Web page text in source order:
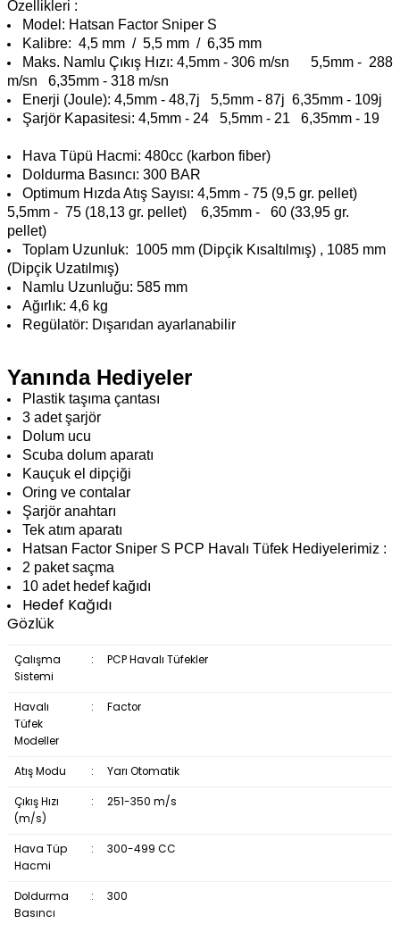
Özellikleri :
Model: Hatsan Factor Sniper S
Kalibre: 4,5 mm / 5,5 mm / 6,35 mm
Maks. Namlu Çıkış Hızı: 4,5mm - 306 m/sn 5,5mm - 288
m/sn 6,35mm - 318 m/sn
Enerji (Joule): 4,5mm - 48,7j 5,5mm - 87j 6,35mm - 109j
Şarjör Kapasitesi: 4,5mm - 24 5,5mm - 21 6,35mm - 19
Hava Tüpü Hacmi: 480cc (karbon fiber)
Doldurma Basıncı: 300 BAR
Optimum Hızda Atış Sayısı: 4,5mm - 75 (9,5 gr. pellet)
5,5mm - 75 (18,13 gr. pellet) 6,35mm - 60 (33,95 gr.
pellet)
Toplam Uzunluk: 1005 mm (Dipçik Kısaltılmış) , 1085 mm
(Dipçik Uzatılmış)
Namlu Uzunluğu: 585 mm
Ağırlık: 4,6 kg
Regülatör: Dışarıdan ayarlanabilir
Yanında Hediyeler
Plastik taşıma çantası
3 adet şarjör
Dolum ucu
Scuba dolum aparatı
Kauçuk el dipçiği
Oring ve contalar
Şarjör anahtarı
Tek atım aparatı
Hatsan Factor Sniper S PCP Havalı Tüfek Hediyelerimiz :
2 paket saçma
10 adet hedef kağıdı
Hedef Kağıdı
Gözlük
Çalışma
Sistemi
: PCP Havalı Tüfekler
Havalı
Tüfek
Modeller
: Factor
Atış Modu : Yarı Otomatik
Çıkış Hızı
(m/s)
: 251-350 m/s
Hava Tüp
Hacmi
: 300-499 CC
Doldurma
Basıncı
: 300